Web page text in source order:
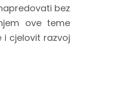
bez
ove teme
cjelovit razvoj